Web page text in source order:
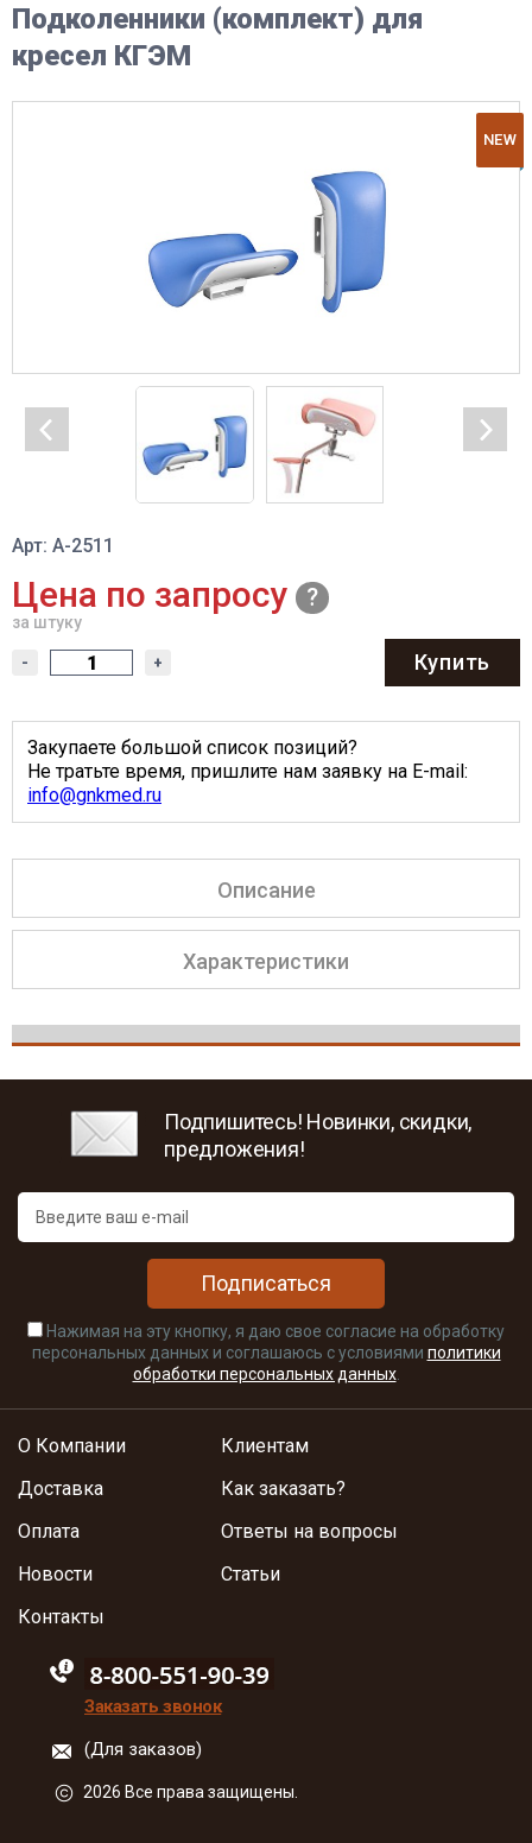
Подколенники (комплект) для
кресел КГЭМ
NEW
Арт: А-2511
Цена по запросу
за штуку
- + Купить
Закупаете большой список позиций?
Не тратьте время, пришлите нам заявку на E-mail:
info@gnkmed.ru
Описание
Характеристики
Подпишитесь! Новинки, скидки,
предложения!
Подписаться
Нажимая на эту кнопку, я даю свое согласие на обработку
персональных данных и соглашаюсь с условиями политики
обработки персональных данных.
О Компании
Доставка
Оплата
Новости
Клиентам
Как заказать?
Ответы на вопросы
Статьи
Контакты
88005555550
Заказать звонок
(Для заказов)
2026 Все права защищены.